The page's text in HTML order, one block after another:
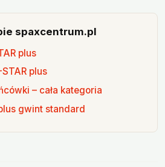
spaxcentrum.pl
plus
plus
– cała kategoria
gwint standard